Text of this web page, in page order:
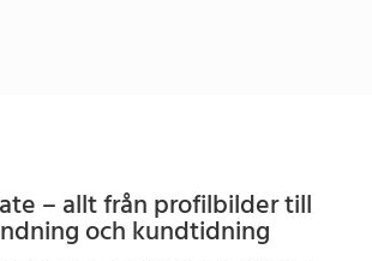
– allt från profilbilder till
och kundtidning